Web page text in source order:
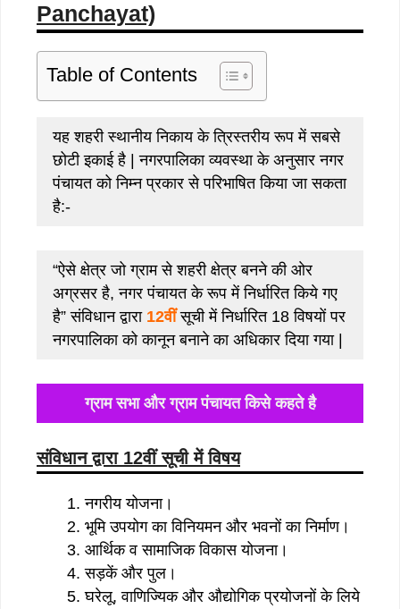
Panchayat)
Table of Contents
यह शहरी स्थानीय निकाय के त्रिस्तरीय रूप में सबसे
छोटी इकाई है | नगरपालिका व्यवस्था के अनुसार नगर
पंचायत को निम्न प्रकार से परिभाषित किया जा सकता
है:-
“ऐसे क्षेत्र जो ग्राम से शहरी क्षेत्र बनने की ओर
अग्रसर है, नगर पंचायत के रूप में निर्धारित किये गए
है” संविधान द्वारा 12वींसूची में निर्धारित 18 विषयों पर
नगरपालिका को कानून बनाने का अधिकार दिया गया |
ग्राम सभा और ग्राम पंचायत किसे कहते है
संविधान द्वारा 12वीं सूची में विषय
नगरीय योजना।
भूमि उपयोग का विनियमन और भवनों का निर्माण।
आर्थिक व सामाजिक विकास योजना।
सड़कें और पुल।
घरेलू, वाणिज्यिक और औद्योगिक प्रयोजनों के लिये